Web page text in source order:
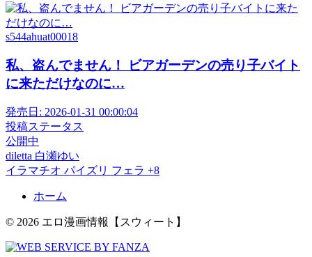
s544ahuat00018
私、盗んでません！ ビアガーデンの売り子バイト
に来ただけなのに…
発売日: 2026-01-31 00:00:04
投稿ステータス
公開中
diletta 白瀬ゆい
イラマチオ パイズリ フェラ +8
ホーム
© 2026 エロ漫画情報【スウィート】